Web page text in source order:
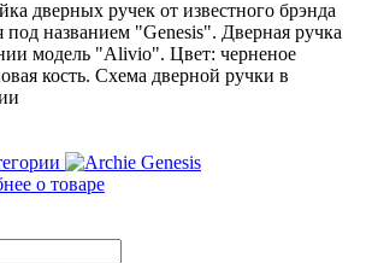
дверных ручек от известного брэнда
под названием "Genesis". Дверная ручка
модель "Alivio". Цвет: черненое
кость. Схема дверной ручки в
о товаре